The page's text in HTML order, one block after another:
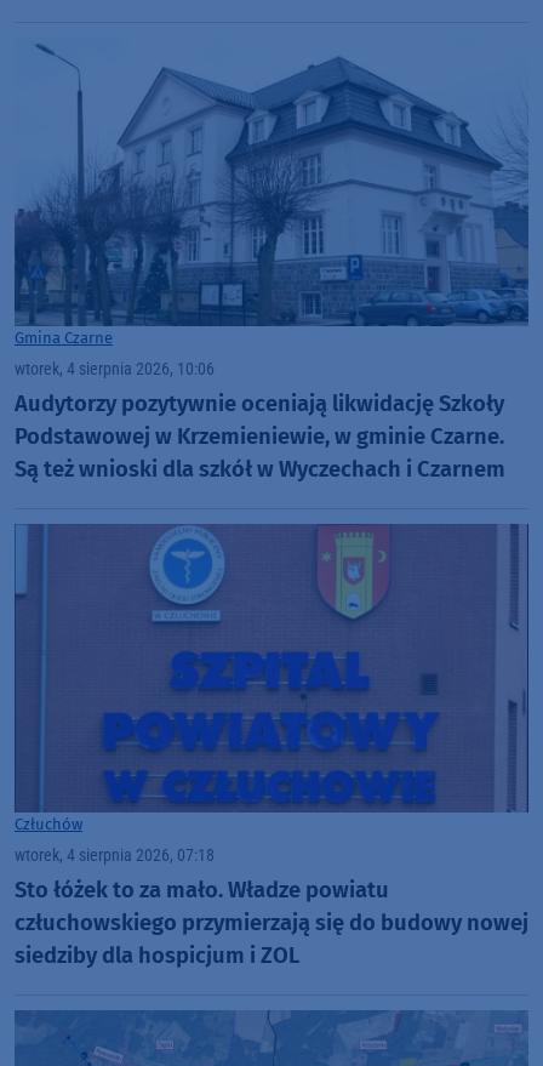
Gmina Czarne
wtorek, 4 sierpnia 2026, 10:06
Audytorzy pozytywnie oceniają likwidację Szkoły
Podstawowej w Krzemieniewie, w gminie Czarne.
Są też wnioski dla szkół w Wyczechach i Czarnem
Człuchów
wtorek, 4 sierpnia 2026, 07:18
Sto łóżek to za mało. Władze powiatu
człuchowskiego przymierzają się do budowy nowej
siedziby dla hospicjum i ZOL